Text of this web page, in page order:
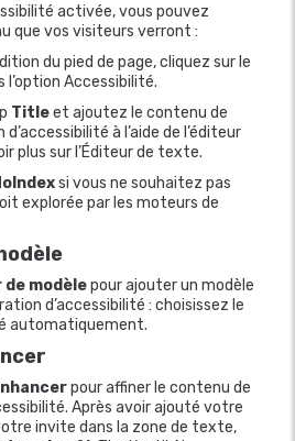
activée, vous pouvez
que vos visiteurs verront :
du pied de page, cliquez sur le
l’option Accessibilité.
Titleet ajoutez le contenu de
à l’aide de l’éditeur
plus sur l’Éditeur de texte.
si vous ne souhaitez pas
explorée par les moteurs de
modèlepour ajouter un modèle
d’accessibilité : choisissez le
automatiquement.
pour affiner le contenu de
Après avoir ajouté votre
invite dans la zone de texte,